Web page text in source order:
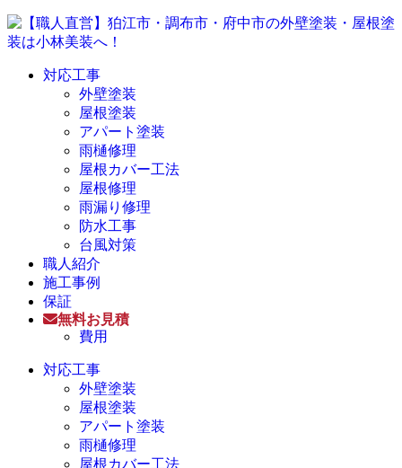
対応工事
外壁塗装
屋根塗装
アパート塗装
雨樋修理
屋根カバー工法
屋根修理
雨漏り修理
防水工事
台風対策
職人紹介
施工事例
保証
無料お見積
費用
対応工事
外壁塗装
屋根塗装
アパート塗装
雨樋修理
屋根カバー工法